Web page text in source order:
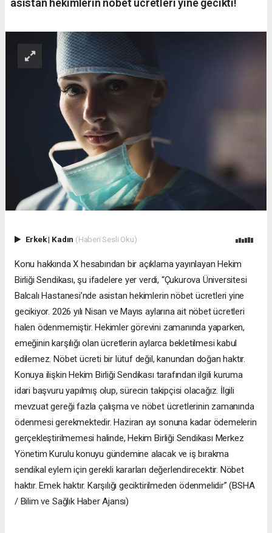
asistan hekimlerin nöbet ücretleri yine gecikti!
Erkek| Kadın (Haberi Sesli Oku)
Konu hakkında X hesabından bir açıklama yayınlayan Hekim
Birliği Sendikası, şu ifadelere yer verdi, “Çukurova Üniversitesi
Balcalı Hastanesi’nde asistan hekimlerin nöbet ücretleri yine
gecikiyor. 2026 yılı Nisan ve Mayıs aylarına ait nöbet ücretleri
halen ödenmemiştir. Hekimler görevini zamanında yaparken,
emeğinin karşılığı olan ücretlerin aylarca bekletilmesi kabul
edilemez. Nöbet ücreti bir lütuf değil, kanundan doğan haktır.
Konuya ilişkin Hekim Birliği Sendikası tarafından ilgili kuruma
idari başvuru yapılmış olup, sürecin takipçisi olacağız. İlgili
mevzuat gereği fazla çalışma ve nöbet ücretlerinin zamanında
ödenmesi gerekmektedir. Haziran ayı sonuna kadar ödemelerin
gerçekleştirilmemesi halinde, Hekim Birliği Sendikası Merkez
Yönetim Kurulu konuyu gündemine alacak ve iş bırakma
sendikal eylem için gerekli kararları değerlendirecektir. Nöbet
haktır. Emek haktır. Karşılığı geciktirilmeden ödenmelidir” (BSHA
/ Bilim ve Sağlık Haber Ajansı)